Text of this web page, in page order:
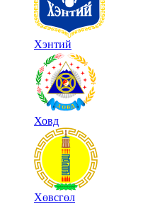
Хэнтий
Ховд
Хөвсгөл